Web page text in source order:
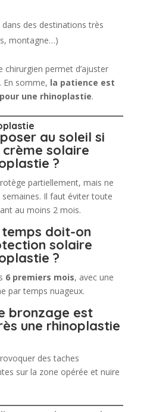
des destinations très
montagne…)
chirurgien permet d’ajuster
En somme, la patience est
une rhinoplastie.
au soleil si
solaire
?
partiellement, mais ne
Il faut éviter toute
au moins 2 mois.
temps doit-on
solaire
?
6 premiers mois, avec une
par temps nuageux.
bronzage est
une rhinoplastie
des taches
sur la zone opérée et nuire